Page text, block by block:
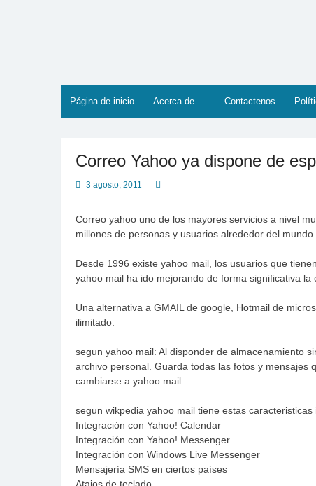
Página de inicio Acerca de … Contactenos
Correo Yahoo ya dispone de
3 agosto, 2011
Correo yahoo uno de los mayores servicios a nivel
millones de personas y usuarios alrededor del mundo.
Desde 1996 existe yahoo mail, los usuarios que
yahoo mail ha ido mejorando de forma significativa la
Una alternativa a GMAIL de google, Hotmail de
ilimitado:
segun yahoo mail: Al disponder de almacenamiento
archivo personal. Guarda todas las fotos y
cambiarse a yahoo mail.
segun wikpedia yahoo mail tiene estas
Integración con Yahoo! Calendar
Integración con Yahoo! Messenger
Integración con Windows Live Messenger
Mensajería SMS en ciertos países